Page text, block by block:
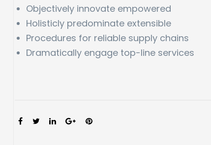
Objectively innovate empowered
Holisticly predominate extensible
Procedures for reliable supply chains
Dramatically engage top-line services
SHARE: